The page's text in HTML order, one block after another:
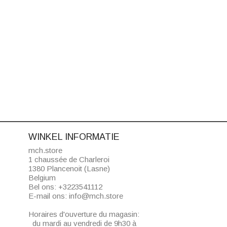
WINKEL INFORMATIE
mch.store
1 chaussée de Charleroi
1380 Plancenoit (Lasne)
Belgium
Bel ons: +3223541112
E-mail ons: info@mch.store
Horaires d'ouverture du magasin:
du mardi au vendredi de 9h30 à